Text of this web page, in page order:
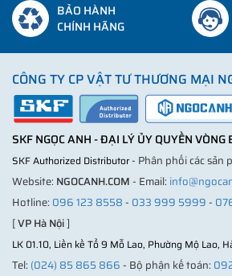
BẢO HÀNH
CHÍNH HÃNG
CÔNG TY CP VẬT TƯ THƯƠNG MẠI
SKF NGỌC ANH - ĐẠI LÝ ỦY QUYỀN VÒNG
SKF Authorized Distributor- Phân phối các sản
Website: NGOCANH.COM- Email:
Hotline: 096 123 8558- 033 999 5999-
[VP Hà Nội]
LK 01.10, Liền kề Tổ 9 Mỗ Lao, Phường Mộ Lao,
Tel: (024) 85 865 866- Bộ phận kế toán: